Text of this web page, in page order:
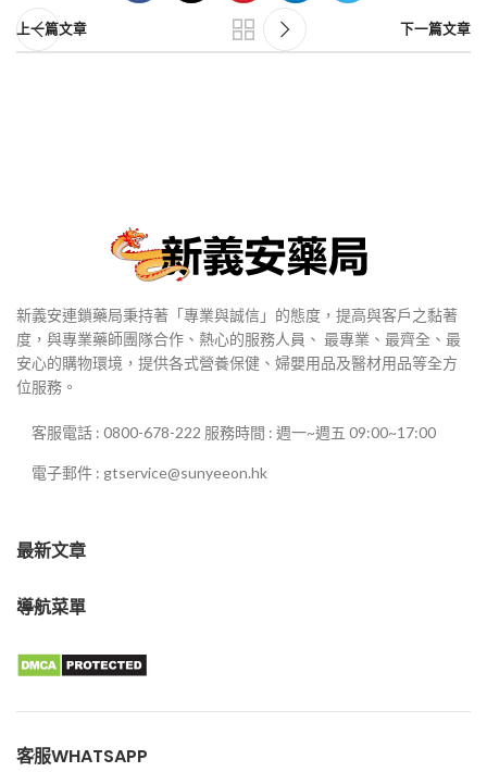
上一篇文章 下一篇文章
新義安連鎖藥局秉持著「專業與誠信」的態度，提高與客戶之黏著
度，與專業藥師團隊合作、熱心的服務人員、 最專業、最齊全、最
安心的購物環境，提供各式營養保健、婦嬰用品及醫材用品等全方
位服務。
客服電話 : 0800-678-222 服務時間 : 週一~週五 09:00~17:00
電子郵件 : gtservice@sunyeeon.hk
最新文章
導航菜單
客服WHATSAPP